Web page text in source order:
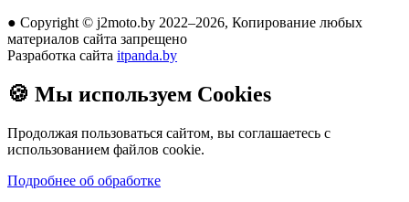
● Copyright © j2moto.by 2022–2026, Копирование любых
материалов сайта запрещено
Разработка сайта itpanda.by
🍪 Мы используем Cookies
Продолжая пользоваться сайтом, вы соглашаетесь с
использованием файлов cookie.
Подробнее об обработке